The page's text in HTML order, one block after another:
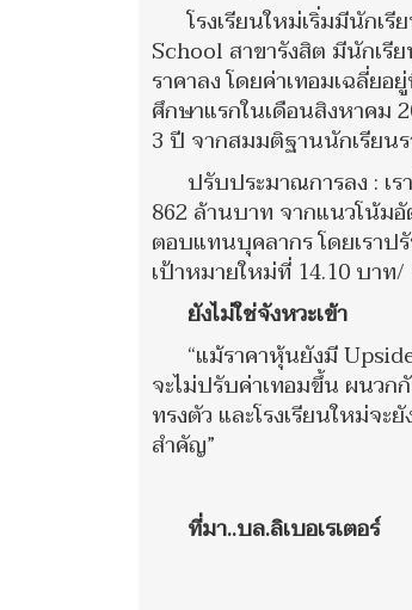
โรงเรียนใหม่เริ่มมีนักเ
School สาขารังสิต มีนักเรี
ราคาลง โดยค่าเทอมเฉลี่ย
ศึกษาแรกในเดือนสิงหาคม
3 ปี จากสมมติฐานนักเรียน
ปรับประมาณการลง : เ
862 ล้านบาท จากแนวโน้ม
ตอบแทนบุคลากร โดยเราป
เป้าหมายใหม่ที่ 14.10 บาท
ยังไม่ใช่จังหวะเข้า
“แม้ราคาหุ้นยังมี
จะไม่ปรับค่าเทอมขึ้น ผนวก
ทรงตัว และโรงเรียนใหม่จ
สำคัญ”
ที่มา..บล.ลิเบอเรเตอร์